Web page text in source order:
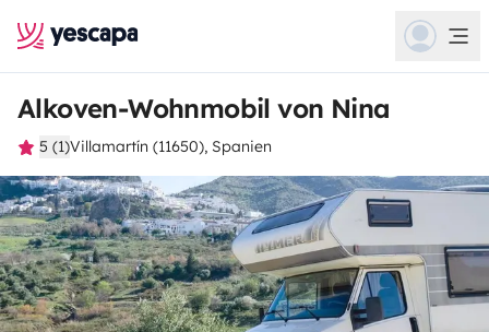
Alkoven-Wohnmobil von Nina
5 (1)Villamartín (11650), Spanien